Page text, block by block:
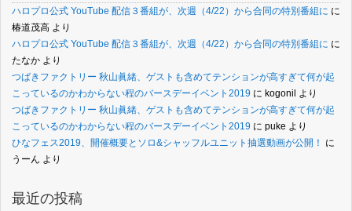
ハロプロ公式 YouTube 配信３番組が、次週（4/22）から合同の特別番組に に
椿道茂高 より
ハロプロ公式 YouTube 配信３番組が、次週（4/22）から合同の特別番組に に
たなか より
つばきファクトリー 秋山眞緒、ゲストも含めてテンションが高すぎて何が起
こっているのかわからない程のバースデーイベント2019 に kogonil より
つばきファクトリー 秋山眞緒、ゲストも含めてテンションが高すぎて何が起
こっているのかわからない程のバースデーイベント2019 に puke より
ひなフェス2019、開催概要とソロ&シャッフルユニット抽選動画が公開！
に
うーん より
最近の投稿